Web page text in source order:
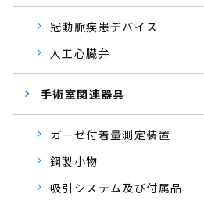
冠動脈疾患デバイス
人工心臓弁
手術室関連器具
ガーゼ付着量測定装置
鋼製小物
吸引システム及び付属品